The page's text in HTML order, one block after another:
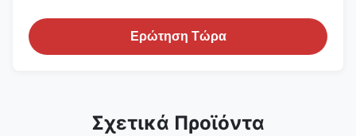
Ερώτηση Τώρα
Σχετικά Προϊόντα